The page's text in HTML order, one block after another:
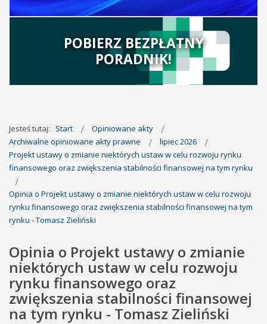
POBIERZ BEZPŁATNY
PORADNIK!
Jesteś tutaj: Start
Opiniowane akty
Archiwalne opiniowane akty prawne
lipiec 2026
Projekt ustawy o zmianie niektórych ustaw w celu rozwoju rynku
finansowego oraz zwiększenia stabilności finansowej na tym rynku
Opinia o Projekt ustawy o zmianie niektórych ustaw w celu rozwoju
rynku finansowego oraz zwiększenia stabilności finansowej na tym
rynku - Tomasz Zieliński
Opinia o Projekt ustawy o zmianie
niektórych ustaw w celu rozwoju
rynku finansowego oraz
zwiększenia stabilności finansowej
na tym rynku - Tomasz Zieliński